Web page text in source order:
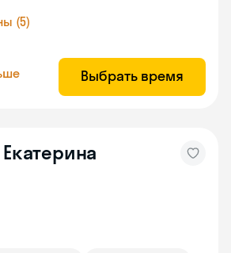
(5)
Выбрать время
Екатерина